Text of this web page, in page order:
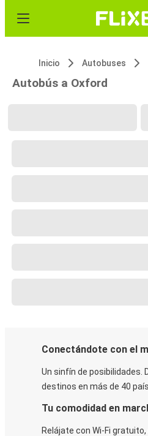
Inicio Autobuses
Autobús a Oxford
Conectándote con el
Un sinfín de posibilidades.
destinos en más de 40
Tu comodidad en
Relájate con Wi-Fi